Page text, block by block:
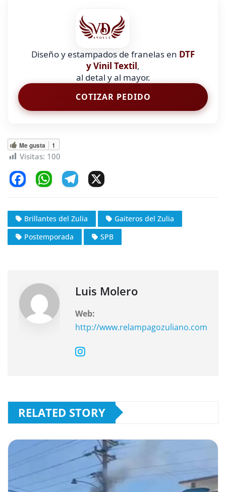
Diseño y estampados de franelas en DTF
y Vinil Textil,
al detal y al mayor.
COTIZAR PEDIDO
Me gusta 1
Visitas: 100
c
e
b
k
W
at
s
A
e
gr
a
Brillantes del Zulia
Gaiteros del Zulia
Postemporada
SPB
Luis Molero
Web:
http://www.relampagozuliano.com
RELATED STORY